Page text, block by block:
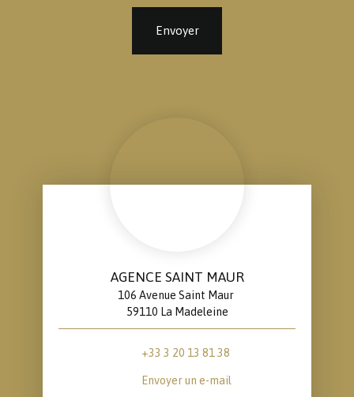
Envoyer
AGENCE SAINT MAUR
106 Avenue Saint Maur
59110 La Madeleine
+33 3 20 13 81 38
Envoyer un e-mail